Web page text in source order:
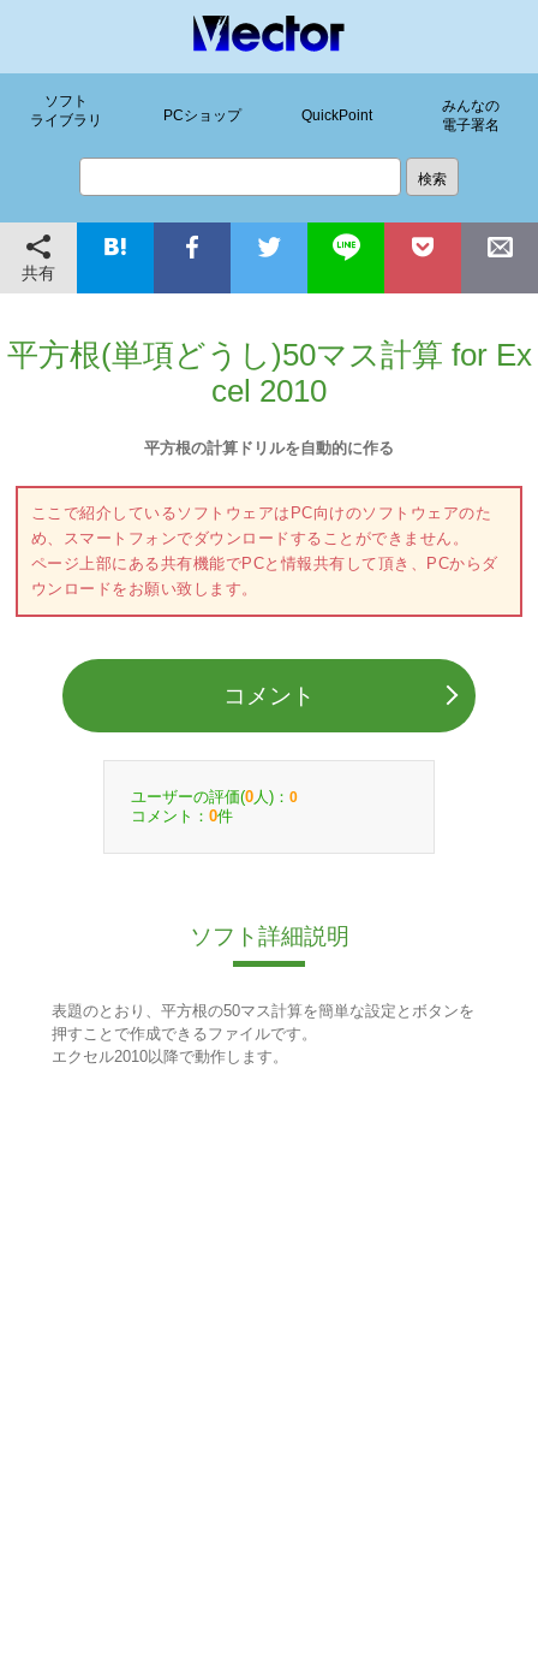
ソフト
ライブラリ
PCショップ QuickPoint
みんなの
電子署名
共有
平方根(単項どうし)50マス計算 for Ex
cel 2010
平方根の計算ドリルを自動的に作る
ここで紹介しているソフトウェアはPC向けのソフトウェアのた
め、スマートフォンでダウンロードすることができません。
ページ上部にある共有機能でPCと情報共有して頂き、PCからダ
ウンロードをお願い致します。
コメント
ユーザーの評価(0 人)： 0
コメント： 0件
ソフト詳細説明
表題のとおり、平方根の50マス計算を簡単な設定とボタンを
押すことで作成できるファイルです。
エクセル2010以降で動作します。